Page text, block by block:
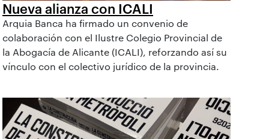
Nueva alianza con ICALI
Arquia Banca ha firmado un convenio de
colaboración con el Ilustre Colegio Provincial de
la Abogacía de Alicante (ICALI), reforzando así su
vínculo con el colectivo jurídico de la provincia.